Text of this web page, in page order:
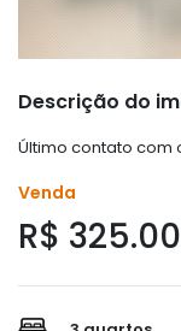
Descrição do
Último contato com
Venda
R$